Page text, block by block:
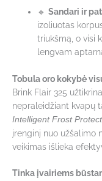
🔹Sandari ir
izoliuotas
triukšmą, o visi
lengvam
Tobula oro kokybė
Brink Flair 325
nepraleidžiant kvapų
Intelligent Frost
įrenginį nuo užšalimo
veikimas išlieka
Tinka įvairiems